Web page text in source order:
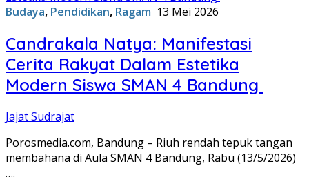
Budaya, Pendidikan, Ragam 13 Mei 2026
Candrakala Natya: Manifestasi
Cerita Rakyat Dalam Estetika
Modern Siswa SMAN 4 Bandung
Jajat Sudrajat
Porosmedia.com, Bandung – Riuh rendah tepuk tangan
membahana di Aula SMAN 4 Bandung, Rabu (13/5/2026)
….